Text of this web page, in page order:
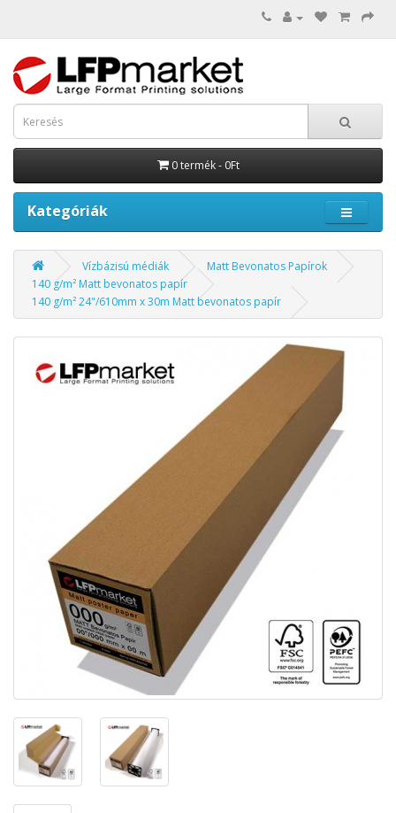
0 termék - 0Ft
Kategóriák
Vízbázisú médiák
Matt Bevonatos Papírok
140 g/m² Matt bevonatos papír
140 g/m² 24"/610mm x 30m Matt bevonatos papír